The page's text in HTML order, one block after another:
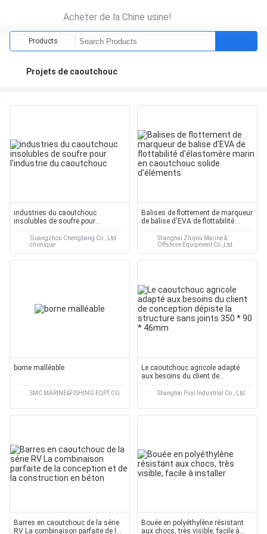
Acheter de la Chine usine!
Products
Projets de caoutchouc
industries du caoutchouc
insolubles de soufre pour
l'industrie du caoutchouc
Guangzhou Chengbang Co., Ltd.
chimique
Balises de flottement de marqueur
de balise d'EVA de flottabilité
d'élastomère marin en
caoutchouc solide d'éléments
Shanghai Zhiyou Marine &
Offshore Equipment Co.,Ltd.
borne malléable
SMC MARINE&FISHING EQPT.CO
Le caoutchouc agricole adapté
aux besoins du client de
conception dépiste la structure
sans joints 350 * 90 * 46mm
Shanghai Puyi Industrial Co., Ltd.
Barres en caoutchouc de la série
RV La combinaison parfaite de la
Bouée en polyéthylène résistant
aux chocs, très visible, facile à